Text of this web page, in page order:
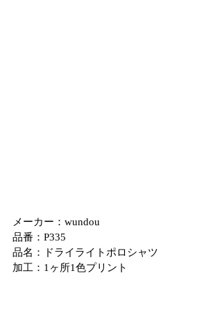
メーカー：wundou
品番：P335
品名：ドライライトポロシャツ
加工：1ヶ所1色プリント